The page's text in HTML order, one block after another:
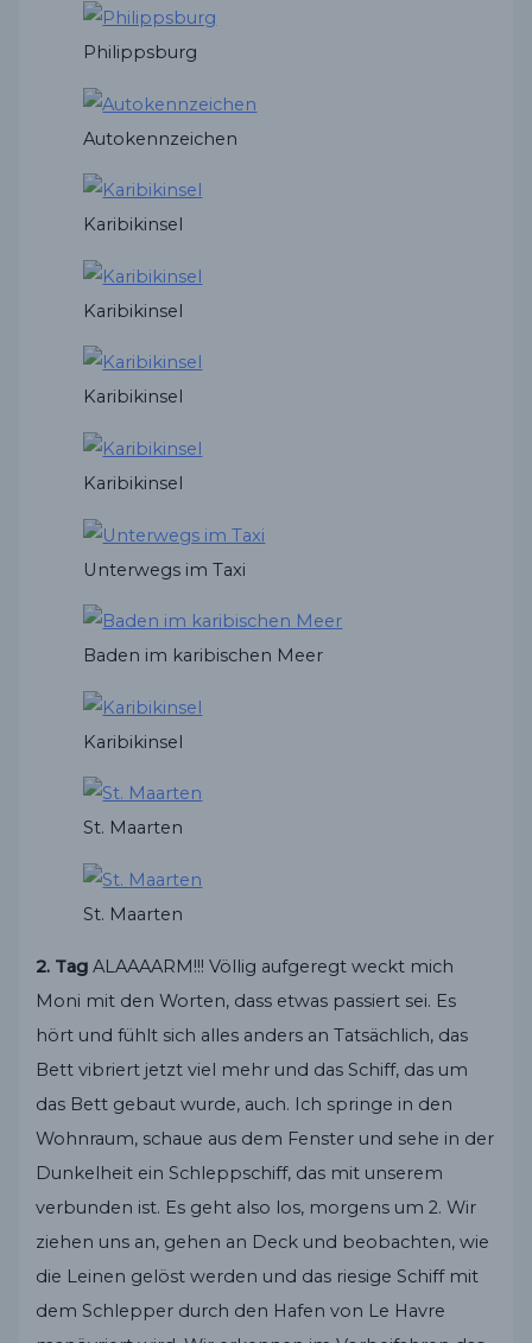
Philippsburg
Autokennzeichen
Karibikinsel
Karibikinsel
Karibikinsel
Karibikinsel
Unterwegs im Taxi
Baden im karibischen Meer
Karibikinsel
St. Maarten
St. Maarten
2. Tag ALAAAARM!!! Völlig aufgeregt weckt mich
Moni mit den Worten, dass etwas passiert sei. Es
hört und fühlt sich alles anders an Tatsächlich, das
Bett vibriert jetzt viel mehr und das Schiff, das um
das Bett gebaut wurde, auch. Ich springe in den
Wohnraum, schaue aus dem Fenster und sehe in der
Dunkelheit ein Schleppschiff, das mit unserem
verbunden ist. Es geht also los, morgens um 2. Wir
ziehen uns an, gehen an Deck und beobachten, wie
die Leinen gelöst werden und das riesige Schiff mit
dem Schlepper durch den Hafen von Le Havre